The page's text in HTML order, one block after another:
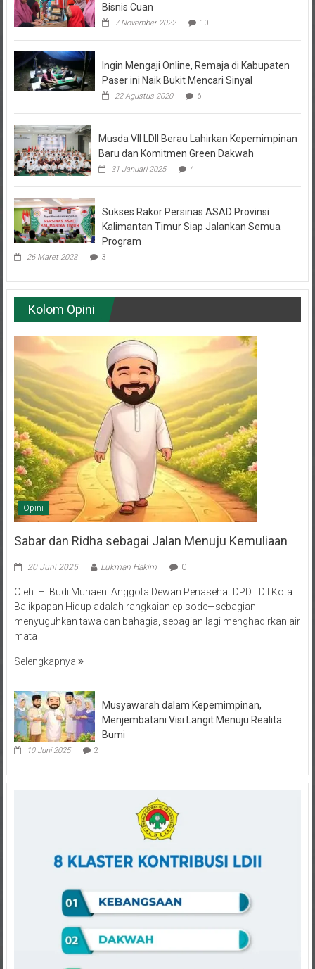
Bisnis Cuan
7 November 2022 10
Ingin Mengaji Online, Remaja di Kabupaten
Paser ini Naik Bukit Mencari Sinyal
22 Agustus 2020 6
Musda VII LDII Berau Lahirkan Kepemimpinan
Baru dan Komitmen Green Dakwah
31 Januari 2025 4
Sukses Rakor Persinas ASAD Provinsi
Kalimantan Timur Siap Jalankan Semua
Program
26 Maret 2023 3
Kolom Opini
Opini
Sabar dan Ridha sebagai Jalan Menuju Kemuliaan
20 Juni 2025 Lukman Hakim 0
Oleh: H. Budi Muhaeni Anggota Dewan Penasehat DPD LDII Kota
Balikpapan Hidup adalah rangkaian episode—sebagian
menyuguhkan tawa dan bahagia, sebagian lagi menghadirkan air
mata
Selengkapnya
Musyawarah dalam Kepemimpinan,
Menjembatani Visi Langit Menuju Realita
Bumi
10 Juni 2025 2